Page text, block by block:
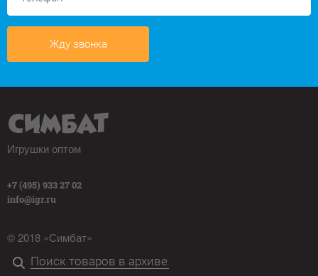
Жду звонка
Игрушки оптом
+7 (495) 933 27 02
info@igr.ru
© 2018 «Симбат»